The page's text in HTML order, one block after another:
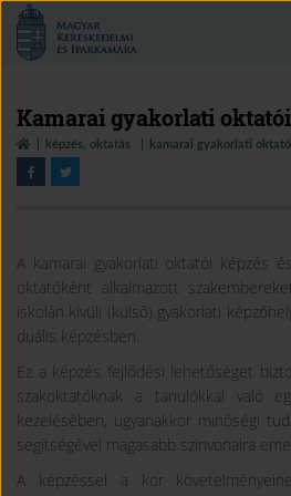
Magyar
Kereskedelmi
és
Kamarai gyakorlati
képzés, oktatás kamarai gyakorlati
A kamarai gyakorlati oktatói képzés
oktatóként alkalmazott
iskolán kívüli (külső) gyakorlati
duális képzésben.
Ez a képzés fejlődési lehetőséget
szakoktatóknak a tanulókkal való
kezelésében, ugyanakkor minőségi
segítségével magasabb színvonalra
A képzéssel a kor